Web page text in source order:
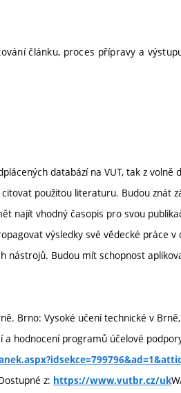
článku, proces přípravy a
databází na VUT, tak z volně
použitou literaturu. Budou znát
najít vhodný časopis pro svou
výsledky své vědecké práce
nástrojů. Budou mít schopnost
Brno: Vysoké učení technické v
a hodnocení programů účelové
z: https://www.vutbr.cz/uk